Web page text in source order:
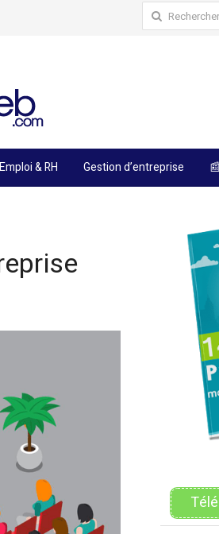
Rechercher :
Emploi & RH Gestion d’entreprise